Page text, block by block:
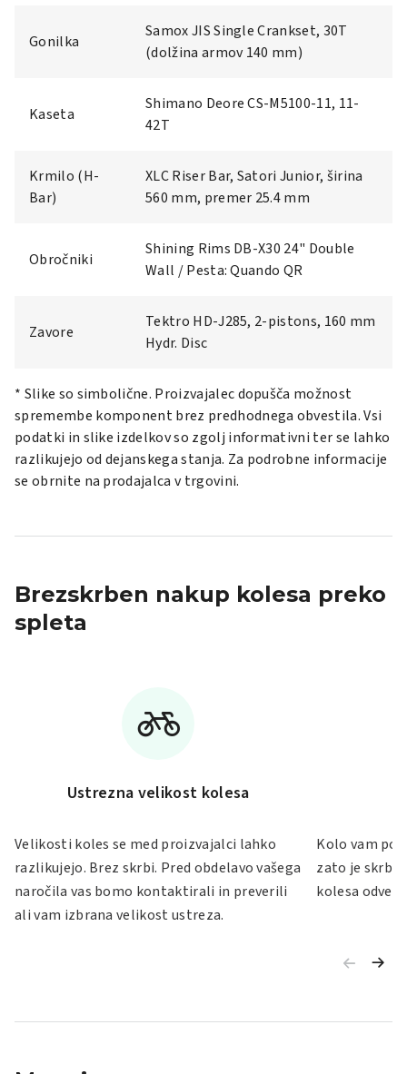
Gonilka
Samox JIS Single Crankset, 30T
(dolžina armov 140 mm)
Kaseta
Shimano Deore CS-M5100-11, 11-
42T
Krmilo (H-
Bar)
XLC Riser Bar, Satori Junior, širina
560 mm, premer 25.4 mm
Obročniki
Shining Rims DB-X30 24" Double
Wall / Pesta: Quando QR
Zavore
Tektro HD-J285, 2-pistons, 160 mm
Hydr. Disc
* Slike so simbolične. Proizvajalec dopušča možnost
spremembe komponent brez predhodnega obvestila. Vsi
podatki in slike izdelkov so zgolj informativni ter se lahko
razlikujejo od dejanskega stanja. Za podrobne informacije
se obrnite na prodajalca v trgovini.
Brezskrben nakup kolesa preko
spleta
Ustrezna velikost kolesa
Velikosti koles se med proizvajalci lahko
razlikujejo. Brez skrbi. Pred obdelavo vašega
naročila vas bomo kontaktirali in preverili
ali vam izbrana velikost ustreza.
Kolo vam po
zato je skrb
kolesa odveč.